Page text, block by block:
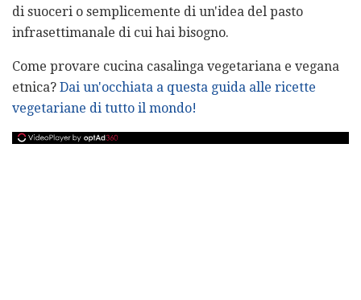
di suoceri o semplicemente di un'idea del pasto
infrasettimanale di cui hai bisogno.
Come provare cucina casalinga vegetariana e vegana
etnica? Dai un'occhiata a questa guida alle ricette
vegetariane di tutto il mondo!